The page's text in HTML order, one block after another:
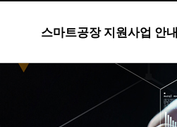
스마트공장 지원사업 안내